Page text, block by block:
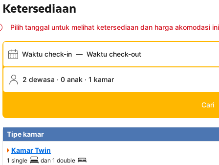
Ketersediaan
Pilih tanggal untuk melihat ketersediaan dan harga akomodasi ini
Waktu check-in — Waktu check-out
2 dewasa · 0 anak · 1 kamar
Cari
Tipe kamar
Kamar Twin
1 single dan 1 double